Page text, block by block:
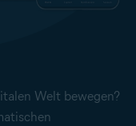
Welt bewegen?